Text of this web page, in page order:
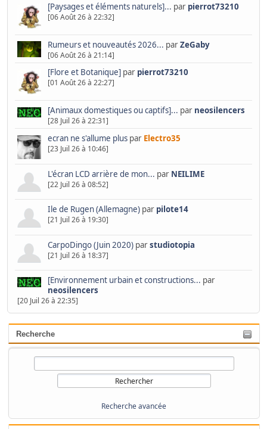
Recherche
Recherche avancée
[Paysages et éléments naturels]... par pierrot73210
[06 Août 26 à 22:32]
Rumeurs et nouveautés 2026... parZeGaby
[06 Août 26 à 21:14]
[Flore et Botanique]par pierrot73210
[01 Août 26 à 22:27]
[Animaux domestiques ou captifs]... par neosilencers
[28 Juil 26 à 22:31]
ecran ne s'allume pluspar Electro35
[23 Juil 26 à 10:46]
L'écran LCD arrière de mon... par NEILIME
[22 Juil 26 à 08:52]
Ile de Rugen (Allemagne)par pilote14
[21 Juil 26 à 19:30]
CarpoDingo (Juin 2020)parstudiotopia
[21 Juil 26 à 18:37]
[Environnement urbain et constructions... par
neosilencers
[20 Juil 26 à 22:35]